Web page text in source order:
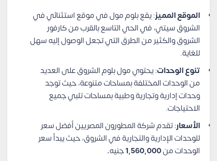
الموقع المميز: يقع بلوم مول في موقع استثنائي في
الشروق سيتي، في الحي التاسع بالقرب من كارفور
الشروق والكثير من الطرق التي تجعل الوصول إليه سهل
للغاية.
تنوع الوحدات: يحتوي مول بلوم الشروق على العديد
من الوحدات المختلفة بمساحات متنوعة، حيث توجد
وحدات إدارية وتجارية وطبية بمساحات تلبي جميع
الاحتياجات.
الأسعار: تقدم شركة المطورون المصريين أفضل سعر
للوحدات الإدارية والتجارية في الشروق، حيث يبدأ سعر
الوحدات من1,560,000جنيه.